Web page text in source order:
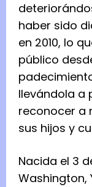
haber sido
en 2010, lo
público
llevándola a
reconocer a
sus hijos y
Nacida el 3
Washington,